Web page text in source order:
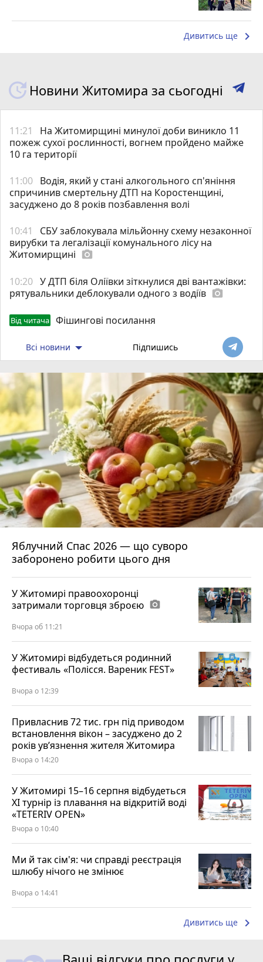
Дивитись ще keyboard_arrow_right
Новини Житомира за сьогодні
11:21
На Житомирщині минулої доби виникло 11
пожеж сухої рослинності, вогнем пройдено майже
10 га території
11:00 Водія, який у стані алкогольного сп'яніння
спричинив смертельну ДТП на Коростенщині,
засуджено до 8 років позбавлення волі
10:41
СБУ заблокувала мільйонну схему незаконної
вирубки та легалізації комунального лісу на
Житомирщині photo_camera
10:20 У ДТП біля Оліївки зіткнулися дві вантажівки:
рятувальники деблокували одного з водіїв photo_camera
Від читача Фішингові посилання
Всі новини Підпишись
Яблучний Спас 2026 — що суворо
заборонено робити цього дня
У Житомирі правоохоронці
затримали торговця зброєю photo_camera
Вчора об 11:21
У Житомирі відбудеться родинний
фестиваль «Полісся. Вареник FEST»
Вчора о 12:39
Привласнив 72 тис. грн під приводом
встановлення вікон – засуджено до 2
років ув’язнення жителя Житомира
Вчора о 14:20
У Житомирі 15–16 серпня відбудеться
XI турнір із плавання на відкритій воді
«TETERIV OPEN»
Вчора о 10:40
Ми й так сім'я: чи справді реєстрація
шлюбу нічого не змінює
Вчора о 14:41
Дивитись ще keyboard_arrow_right